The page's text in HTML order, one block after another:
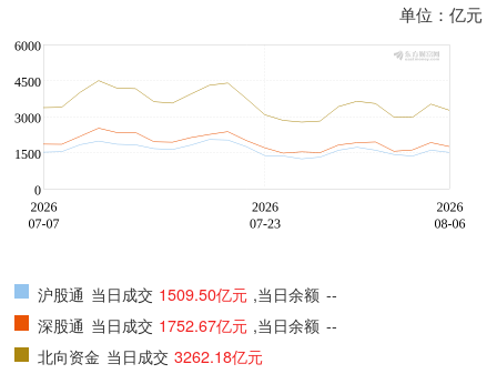
单位：亿元
沪股通 当日成交 1509.50亿元 ,当日余额 --
深股通 当日成交 1752.67亿元 ,当日余额 --
北向资金 当日成交 3262.18亿元